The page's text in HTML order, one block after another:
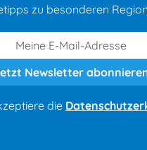
zu besonderen
Newsletter
die